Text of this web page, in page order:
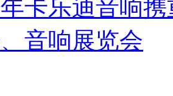
卡乐迪音响
音响展览会